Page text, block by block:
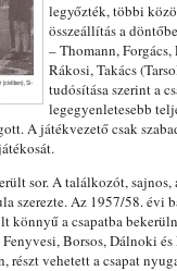
legyőzték, többi
összeállítás a
– Thomann,
Rákosi, Takács
tudósítása szerint a
legegyenletesebb
A játékvezető csak
sor. A találkozót,
szerezte. Az 1957/58. évi
könnyű a csapatba
Borsos, Dálnoki
részt vehetett a csapat